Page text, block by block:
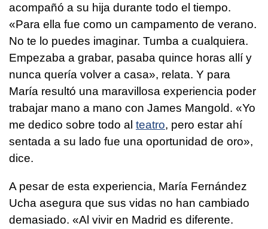
acompañó a su hija durante todo el tiempo.
«Para ella fue como un campamento de verano.
No te lo puedes imaginar. Tumba a cualquiera.
Empezaba a grabar, pasaba quince horas allí y
nunca quería volver a casa», relata. Y para
María resultó una maravillosa experiencia poder
trabajar mano a mano con James Mangold. «Yo
me dedico sobre todo al teatro, pero estar ahí
sentada a su lado fue una oportunidad de oro»,
dice.
A pesar de esta experiencia, María Fernández
Ucha asegura que sus vidas no han cambiado
demasiado. «Al vivir en Madrid es diferente.